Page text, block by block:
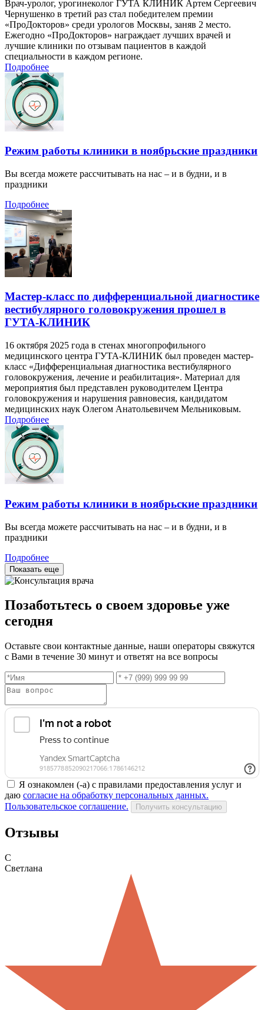
Врач-уролог, урогинеколог ГУТА КЛИНИК Артем Сергеевич
Чернушенко в третий раз стал победителем премии
«ПроДокторов» среди урологов Москвы, заняв 2 место.
Ежегодно «ПроДокторов» награждает лучших врачей и
лучшие клиники по отзывам пациентов в каждой
специальности в каждом регионе.
Подробнее
Режим работы клиники в ноябрьские праздники
Вы всегда можете рассчитывать на нас – и в будни, и в
праздники
Подробнее
Мастер-класс по дифференциальной диагностике
вестибулярного головокружения прошел в
ГУТА-КЛИНИК
16 октября 2025 года в стенах многопрофильного
медицинского центра ГУТА-КЛИНИК был проведен мастер-
класс «Дифференциальная диагностика вестибулярного
головокружения, лечение и реабилитация». Материал для
мероприятия был представлен руководителем Центра
головокружения и нарушения равновесия, кандидатом
медицинских наук Олегом Анатольевичем Мельниковым.
Подробнее
Режим работы клиники в ноябрьские праздники
Вы всегда можете рассчитывать на нас – и в будни, и в
праздники
Подробнее
Показать еще
Позаботьтесь о своем здоровье уже
сегодня
Оставьте свои контактные данные, наши операторы свяжутся
с Вами в течение 30 минут и ответят на все вопросы
Я ознакомлен (-а) с правилами предоставления услуг и
даю согласие на обработку персональных данных.
Пользовательское соглашение.
Получить консультацию
Отзывы
С
Светлана